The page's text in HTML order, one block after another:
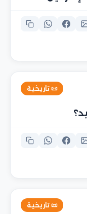
📜 تاريخية
📜 تاريخية